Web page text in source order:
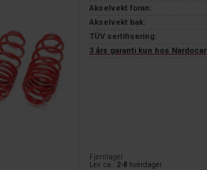
Akselvekt foran:
Akselvekt bak:
TÜV sertifisering:
3 års garanti kun hos Nardocar
Fjernlager
Lev. ca.: 2-8 hverdager